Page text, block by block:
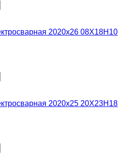
2020х26 08Х18Н10
2020х25 20Х23Н18